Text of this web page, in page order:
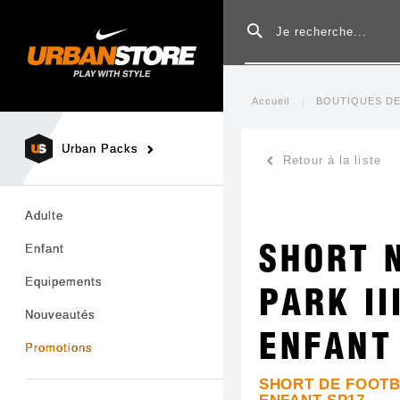
Urban Packs
Adulte
Enfant
Equipements
Nouveautés
Promotions
Rechercher
Accueil BOUTIQUES
Retour à la liste
SHORT
PARK III
SHORT DE